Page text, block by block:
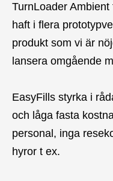
TurnLoader
haft i flera
produkt som vi är
lansera omgående
EasyFills styrka i
och låga fasta
personal, inga
hyror t ex.